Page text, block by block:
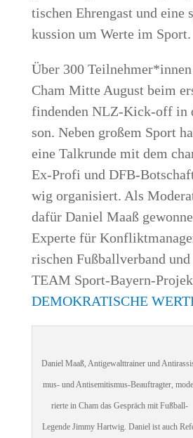
ti­schen Ehren­gast und eine
kus­si­on um Wer­te im Sport.
Über 300
Cham Mit­te August beim
fin­den­den NLZ-Kick-off in
son. Neben gro­ßem Sport
eine Talk­run­de mit dem
Ex-Pro­fi und DFB-
wig orga­ni­siert. Als
dafür Dani­el Maaß
Exper­te für
ri­schen Fuß­ball­ver­band
TEAM Sport-Bay­ern-
DEMO­KRA­TI­SCHE
Dani­el Maaß, Anti­ge­walt­trai­ner und
mus- und Anti­se­mi­tis­mus-Beauf­trag­ter,
rier­te in Cham das Gespräch mit Fuß­ball-
Legen­de Jim­my Hart­wig. Dani­el ist auch